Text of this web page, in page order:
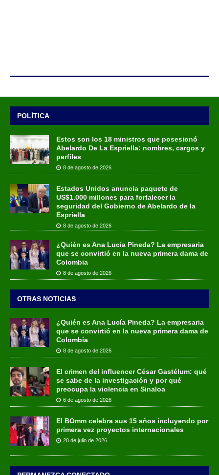
POLÍTICA
Estos son los 18 ministros que posesionó
Abelardo De La Espriella: nombres, cargos y
perfiles
8 de agosto de 2026
Estados Unidos anuncia paquete de
US$1.000 millones para fortalecer la
seguridad del Gobierno de Abelardo de la
Espriella
8 de agosto de 2026
¿Quién es Ana Lucía Pineda? La empresaria
que se convirtió en la nueva primera dama de
Colombia
8 de agosto de 2026
OTRAS NOTICIAS
¿Quién es Ana Lucía Pineda? La empresaria
que se convirtió en la nueva primera dama de
Colombia
8 de agosto de 2026
El crimen del influencer César Gastélum: qué
se sabe de la investigación y por qué
preocupa la violencia en Sinaloa
6 de agosto de 2026
El BOmm celebra sus 15 años incluyendo por
primera vez proyectos internacionales
28 de julio de 2026